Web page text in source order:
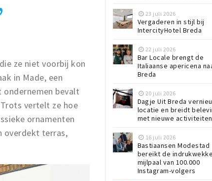
ze niet voorbij kon
in Made, een
ondernemen bevalt
vertelt ze hoe
ornamenten
overdekt terras,
23 juli 2026
Vergaderen in stijl bij
IntercityHotel Breda
22 juli 2026
Bar Locale brengt de
Italiaanse apericena
Breda
20 juli 2026
Dagje Uit Breda
locatie en breidt
met nieuwe activiteiten
16 juli 2026
Bastiaansen Modestad
bereikt de
mijlpaal van 100.000
Instagram-volgers